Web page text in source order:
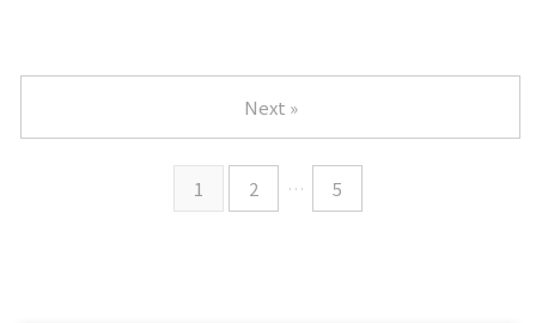
1 2 … 5
Next »